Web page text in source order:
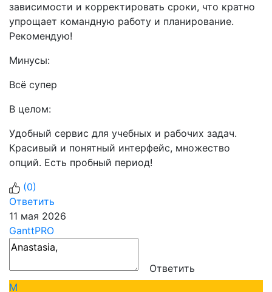
зависимости и корректировать сроки, что кратно
упрощает командную работу и планирование.
Рекомендую!
Минусы:
Всё супер
В целом:
Удобный сервис для учебных и рабочих задач.
Красивый и понятный интерфейс, множество
опций. Есть пробный период!
(0)
Ответить
11 мая 2026
GanttPRO
Ответить
М